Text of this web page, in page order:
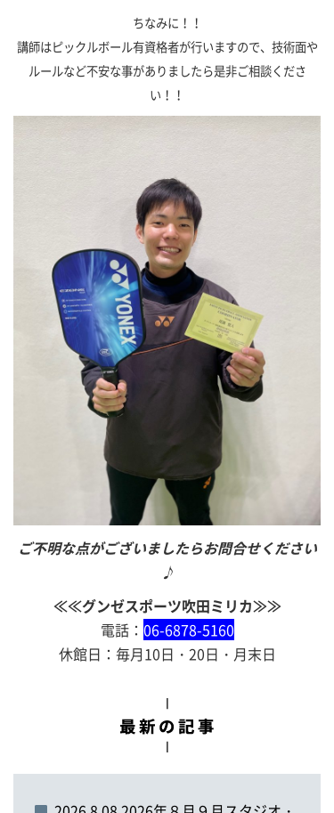
ちなみに！！
講師はピックルボール有資格者が行いますので、 技術面や
ルールなど不安な事がありましたら是非ご相談くださ
い！！
ご不明な点がございましたらお問合せください
♪
≪≪グンゼスポーツ吹田ミリカ≫≫
電話： 06-6878-5160
休館日：毎月10日・20日・月末日